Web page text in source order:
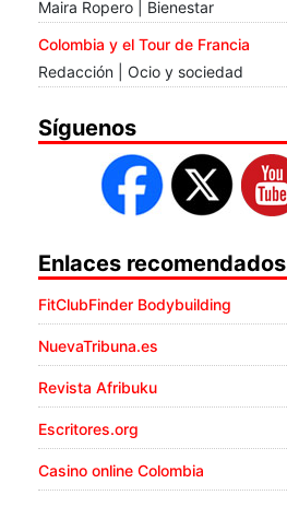
Maira Ropero | Bienestar
Colombia y el Tour de Francia
Redacción | Ocio y sociedad
Síguenos
Enlaces recomendados
FitClubFinder Bodybuilding
NuevaTribuna.es
Revista Afribuku
Escritores.org
Casino online Colombia